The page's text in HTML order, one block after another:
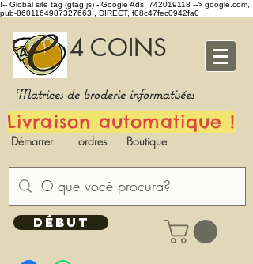
!-- Global site tag (gtag.js) - Google Ads: 742019118 --> google.com,
pub-8601164987327663 , DIRECT, f08c47fec0942fa0
4 COINS
Matrices de broderie informatisées
Livraison automatique !
Démarrer ordres Boutique
DÉBUT